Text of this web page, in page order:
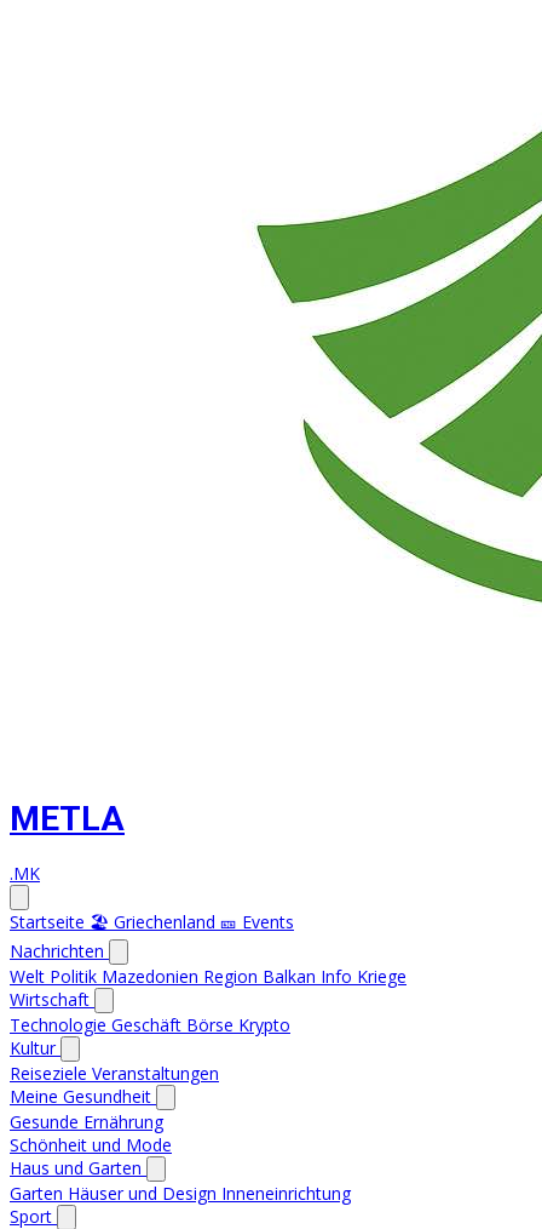
METLA
.MK
Startseite 🏖️ Griechenland 🎫 Events
Nachrichten
Welt Politik Mazedonien Region Balkan Info Kriege
Wirtschaft
Technologie Geschäft Börse Krypto
Kultur
Reiseziele Veranstaltungen
Meine Gesundheit
Gesunde Ernährung
Schönheit und Mode
Haus und Garten
Garten Häuser und Design Inneneinrichtung
Sport